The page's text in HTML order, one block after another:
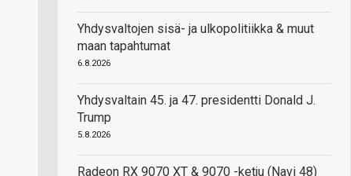
Yhdysvaltojen sisä- ja ulkopolitiikka & muut
maan tapahtumat
6.8.2026
Yhdysvaltain 45. ja 47. presidentti Donald J.
Trump
5.8.2026
Radeon RX 9070 XT & 9070 -ketju (Navi 48)